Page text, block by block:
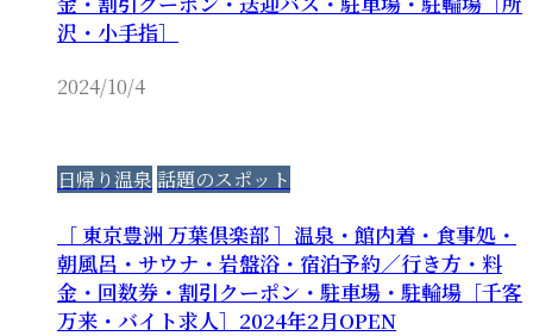
沢・小手指］
2024/10/4
日帰り温泉 話題のスポット
［ 東京豊洲 万葉倶楽部 ］温泉・館内着・食事処・
朝風呂・サウナ・岩盤浴・宿泊予約／行き方・料
金・回数券・割引クーポン・駐車場・駐輪場［千客
万来・バイト求人］2024年2月OPEN